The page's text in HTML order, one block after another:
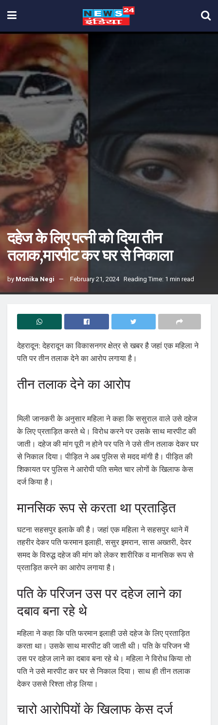
दहेज के लिए पत्नी को दिया तीन
तलाक,मारपीट कर घर से निकाला
by Monika Negi February 21, 2024 Reading Time: 1 min read
देहरादून: देहरादून का विकासनगर क्षेत्र से खबर है जहां एक महिला ने
पति पर तीन तलाक देने का आरोप लगाया है।
तीन तलाक देने का आरोप
मिली जानकरी के अनुसार महिला ने कहा कि ससुराल वाले उसे दहेज
के लिए प्रताड़ित करते थे। विरोध करने पर उसके साथ मारपीट की
जाती। दहेज की मांग पूरी न होने पर पति ने उसे तीन तलाक देकर घर
से निकाल दिया। पीड़ित ने अब पुलिस से मदद मांगी है। पीड़ित की
शिकायत पर पुलिस ने आरोपी पति समेत चार लोगों के खिलाफ केस
दर्ज किया है।
मानसिक रूप से करता था प्रताड़ित
घटना सहसपुर इलाके की है। जहां एक महिला ने सहसपुर थाने में
तहरीर देकर पति फरमान इलाही, ससुर इमरान, सास अख्तरी, देवर
समद के विरुद्ध दहेज की मांग को लेकर शारीरिक व मानसिक रूप से
प्रताड़ित करने का आरोप लगाया है।
पति के परिजन उस पर दहेज लाने का
दबाव बना रहे थे
महिला ने कहा कि पति फरमान इलाही उसे दहेज के लिए प्रताड़ित
करता था। उसके साथ मारपीट की जाती थी। पति के परिजन भी
उस पर दहेज लाने का दबाव बना रहे थे। महिला ने विरोध किया तो
पति ने उसे मारपीट कर घर से निकाल दिया। साथ ही तीन तलाक
देकर उससे रिश्ता तोड़ लिया।
चारो आरोपियों के खिलाफ केस दर्ज